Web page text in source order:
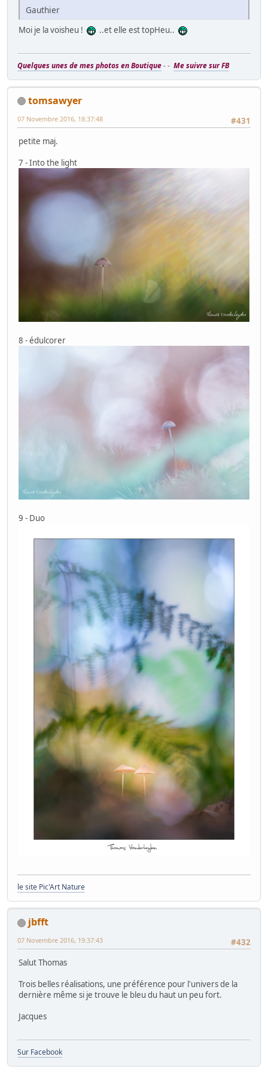
Gauthier
Moi je la voisheu ! ..et elle est topHeu..
Quelques unes de mes photos en Boutique- - Me suivre sur FB
tomsawyer
#431
07 Novembre 2016, 18:37:48
petite maj.
7 - Into the light
8 - édulcorer
9 - Duo
le site Pic'Art Nature
jbfft
#432
07 Novembre 2016, 19:37:43
Salut Thomas
Trois belles réalisations, une préférence pour l'univers de la
dernière même si je trouve le bleu du haut un peu fort.
Jacques
Sur Facebook